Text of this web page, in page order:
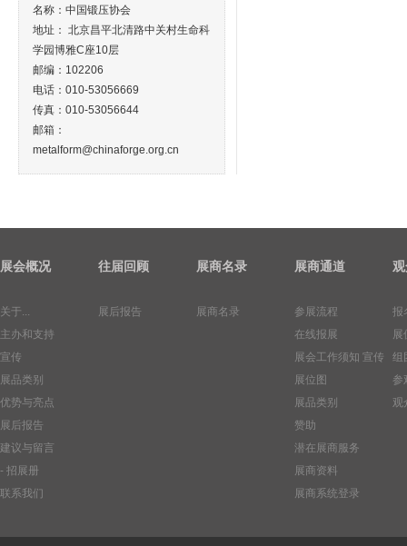
名称：中国锻压协会
地址： 北京昌平北清路中关村生命科
学园博雅C座10层
邮编：102206
电话：010-53056669
传真：010-53056644
邮箱：
metalform@chinaforge.org.cn
展会概况
关于...
主办和支持
宣传
展品类别
优势与亮点
展后报告
建议与留言
- 招展册
联系我们
往届回顾
展后报告
展商名录
展商名录
展商通道
参展流程
在线报展
展会工作须知 宣传
展位图
展品类别
赞助
潜在展商服务
展商资料
展商系统登录
报
展
组
参
观